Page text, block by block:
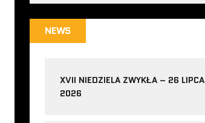
NEWS
XVII NIEDZIELA ZWYKŁA – 26 LIPCA
2026